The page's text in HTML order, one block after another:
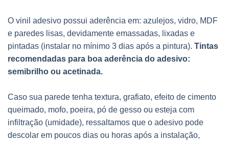
O vinil adesivo possui aderência em: azulejos, vidro, MDF
e paredes lisas, devidamente emassadas, lixadas e
pintadas (instalar no mínimo 3 dias após a pintura). Tintas
recomendadas para boa aderência do adesivo:
semibrilho ou acetinada.
Caso sua parede tenha textura, grafiato, efeito de cimento
queimado, mofo, poeira, pó de gesso ou esteja com
infiltração (umidade), ressaltamos que o adesivo pode
descolar em poucos dias ou horas após a instalação,